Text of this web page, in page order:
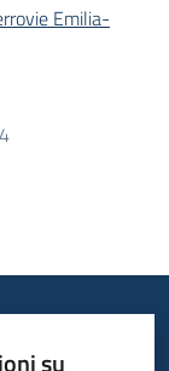
Emilia-
su